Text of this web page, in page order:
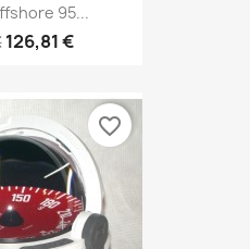
95...
126,81 €
favorite_border